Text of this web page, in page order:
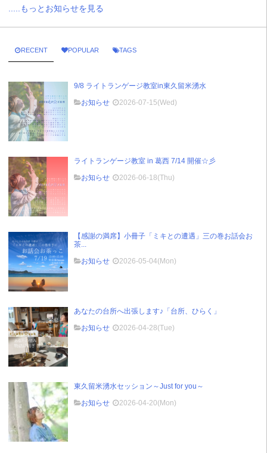
.....もっとお知らせを見る
RECENT POPULAR TAGS
9/8 ライトランゲージ教室in東久留米湧水
お知らせ
2026-07-15(Wed)
ライトランゲージ教室 in 葛西 7/14 開催☆彡
お知らせ
2026-06-18(Thu)
【感謝の満席】小冊子「ミキとの遭遇」三の巻お話会お
茶...
お知らせ
2026-05-04(Mon)
あなたの台所へ出張します♪「台所、ひらく」
お知らせ
2026-04-28(Tue)
東久留米湧水セッション～Just for you～
お知らせ
2026-04-20(Mon)